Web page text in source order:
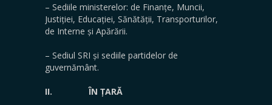
– Sediile ministerelor: de Finanțe, Muncii,
Justiției, Educației, Sănătății, Transporturilor,
de Interne și Apărării.
– Sediul SRI și sediile partidelor de
guvernământ.
II. ÎN ȚARĂ